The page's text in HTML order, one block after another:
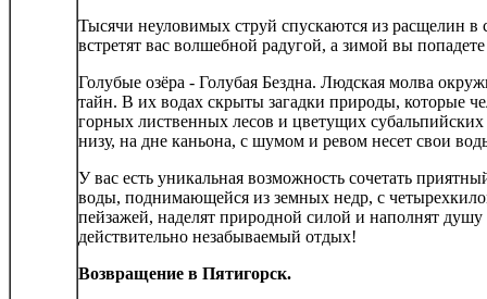
Тысячи неуловимых струй спускаются из расщелин в
встретят вас волшебной радугой, а зимой вы
Голубые озёра - Голубая Бездна. Людская молва
тайн. В их водах скрыты загадки природы, которые
горных лиственных лесов и цветущих
низу, на дне каньона, с шумом и ревом несет свои
У вас есть уникальная возможность сочетать
воды, поднимающейся из земных недр, с
пейзажей, наделят природной силой и наполнят
действительно незабываемый отдых!
Возвращение в Пятигорск.